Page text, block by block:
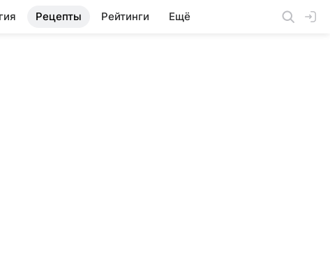
Рецепты Рейтинги Ещё